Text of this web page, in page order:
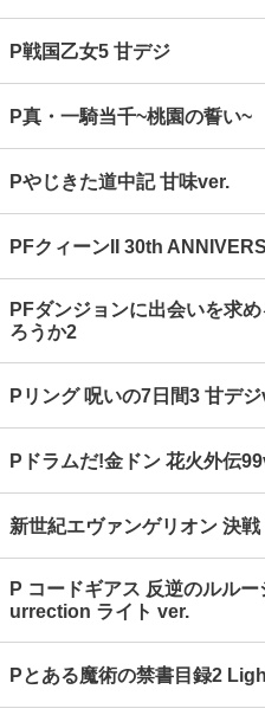
P戦国乙女5 甘デジ
P真・一騎当千~桃園の誓い~
Pやじきた道中記 甘味ver.
PFクィーンII 30th
PFダンジョンに出会いを求
ろうか2
Pリング 呪いの7日間3 甘デ
Pドラムだ!金ドン 花火外伝
新世紀エヴァンゲリオン 決
P コードギアス 反逆のルル
urrection ライト ver.
Pとある魔術の禁書目録2